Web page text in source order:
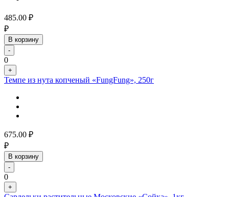
485.00 ₽
₽
В корзину
-
0
+
Темпе из нута копченый «FungFung», 250г
675.00 ₽
₽
В корзину
-
0
+